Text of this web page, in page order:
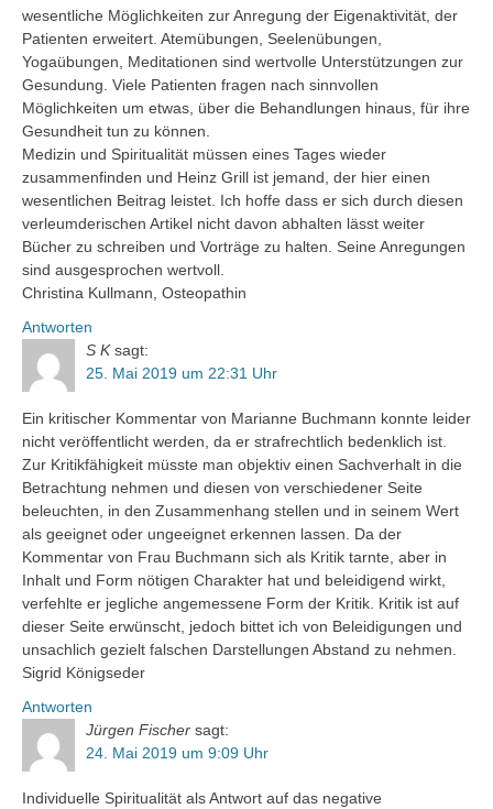
wesentliche Möglichkeiten zur Anregung der Eigenaktivität, der
Patienten erweitert. Atemübungen, Seelenübungen,
Yogaübungen, Meditationen sind wertvolle Unterstützungen zur
Gesundung. Viele Patienten fragen nach sinnvollen
Möglichkeiten um etwas, über die Behandlungen hinaus, für ihre
Gesundheit tun zu können.
Medizin und Spiritualität müssen eines Tages wieder
zusammenfinden und Heinz Grill ist jemand, der hier einen
wesentlichen Beitrag leistet. Ich hoffe dass er sich durch diesen
verleumderischen Artikel nicht davon abhalten lässt weiter
Bücher zu schreiben und Vorträge zu halten. Seine Anregungen
sind ausgesprochen wertvoll.
Christina Kullmann, Osteopathin
Antworten
S K sagt:
25. Mai 2019 um 22:31 Uhr
Ein kritischer Kommentar von Marianne Buchmann konnte leider
nicht veröffentlicht werden, da er strafrechtlich bedenklich ist.
Zur Kritikfähigkeit müsste man objektiv einen Sachverhalt in die
Betrachtung nehmen und diesen von verschiedener Seite
beleuchten, in den Zusammenhang stellen und in seinem Wert
als geeignet oder ungeeignet erkennen lassen. Da der
Kommentar von Frau Buchmann sich als Kritik tarnte, aber in
Inhalt und Form nötigen Charakter hat und beleidigend wirkt,
verfehlte er jegliche angemessene Form der Kritik. Kritik ist auf
dieser Seite erwünscht, jedoch bittet ich von Beleidigungen und
unsachlich gezielt falschen Darstellungen Abstand zu nehmen.
Sigrid Königseder
Antworten
Jürgen Fischer sagt:
24. Mai 2019 um 9:09 Uhr
Individuelle Spiritualität als Antwort auf das negative